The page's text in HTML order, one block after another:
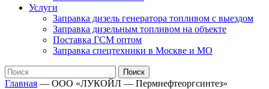
Услуги
Заправка дизель генератора топливом с выездом
Заправка дизельным топливом на объекте
Поставка ГСМ оптом
Заправка спецтехники в Москве и МО
Поиск
Главная — ООО «ЛУКОЙЛ — Пермнефтеоргсинтез»